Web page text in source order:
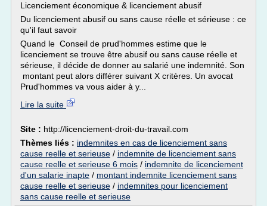
Licenciement économique & licenciement abusif
Du licenciement abusif ou sans cause réelle et sérieuse : ce
qu'il faut savoir
Quand le Conseil de prud'hommes estime que le
licenciement se trouve être abusif ou sans cause réelle et
sérieuse, il décide de donner au salarié une indemnité. Son
montant peut alors différer suivant X critères. Un avocat
Prud'hommes va vous aider à y...
Lire la suite
Site : http://licenciement-droit-du-travail.com
Thèmes liés : indemnites en cas de licenciement sans
cause reelle et serieuse / indemnite de licenciement sans
cause reelle et serieuse 6 mois / indemnite de licenciement
d'un salarie inapte / montant indemnite licenciement sans
cause reelle et serieuse / indemnites pour licenciement
sans cause reelle et serieuse